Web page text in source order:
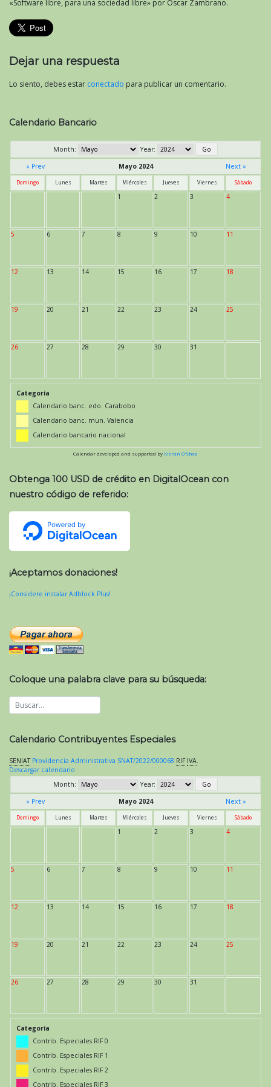
«Software libre, para una sociedad libre» por Oscar Zambrano.
Dejar una respuesta
Lo siento, debes estar conectado para publicar un comentario.
Calendario Bancario
Month:
Year:
« Prev
Mayo 2024 Next »
Domingo Lunes Martes Miércoles Jueves Viernes Sábado
1 2 3 4
5 6 7 8 9 10 11
12 13 14 15 16 17 18
19 20 21 22 23 24 25
26 27 28 29 30 31
Categoría
Calendario banc. edo. Carabobo
Calendario banc. mun. Valencia
Calendario bancario nacional
Calendar developed and supported by Kieran O'Shea
Obtenga 100 USD de crédito en DigitalOcean con
nuestro código de referido:
¡Aceptamos donaciones!
¡Considere instalar Adblock Plus!
Coloque una palabra clave para su búsqueda:
Calendario Contribuyentes Especiales
SENIAT Providencia Administrativa SNAT/2022/000068 RIF IVA
Descargar calendario
Month:
Year:
« Prev
Mayo 2024 Next »
Domingo Lunes Martes Miércoles Jueves Viernes Sábado
1 2 3 4
5 6 7 8 9 10 11
12 13 14 15 16 17 18
19 20 21 22 23 24 25
26 27 28 29 30 31
Categoría
Contrib. Especiales RIF 0
Contrib. Especiales RIF 1
Contrib. Especiales RIF 2
Contrib. Especiales RIF 3